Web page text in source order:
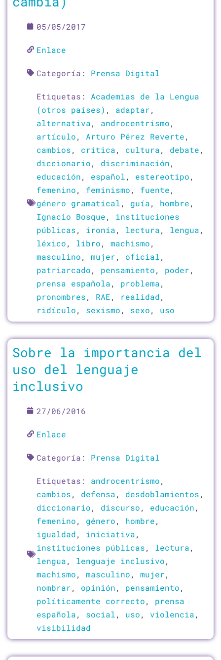
05/05/2017
Enlace
Categoría: Prensa Digital
Etiquetas: Academias de la Lengua
(otros países) , adaptar,
alternativa, androcentrismo,
artículo, Arturo Pérez Reverte,
cambios, crítica, cultura, debate,
diccionario, discriminación,
educación, español, estereotipo,
femenino, feminismo, fuente,
género gramatical, guía, hombre,
Ignacio Bosque, instituciones
públicas, ironía, lectura, lengua,
léxico, libro, machismo,
masculino, mujer, oficial,
patriarcado, pensamiento, poder,
prensa española, problema,
pronombres, RAE, realidad,
ridículo, sexismo, sexo, uso
Sobre la importancia del
uso del lenguaje
inclusivo
27/06/2016
Enlace
Categoría: Prensa Digital
Etiquetas: androcentrismo,
cambios, defensa, desdoblamientos,
diccionario, discurso, educación,
femenino, género, hombre,
igualdad, iniciativa,
instituciones públicas, lectura,
lengua, lenguaje inclusivo,
machismo, masculino, mujer,
nombrar, opinión, pensamiento,
políticamente correcto, prensa
española, social, uso, violencia,
visibilidad